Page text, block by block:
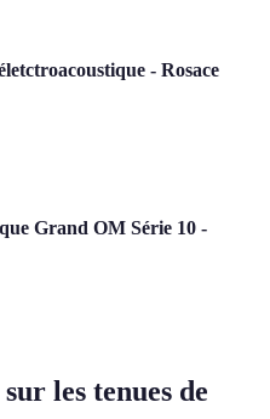
- Rosace
Grand OM Série 10 -
les tenues de